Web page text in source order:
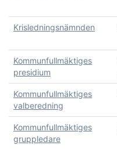
Krisledningsnämnden
Kommunfullmäktiges
presidium
Kommunfullmäktiges
valberedning
Kommunfullmäktiges
gruppledare